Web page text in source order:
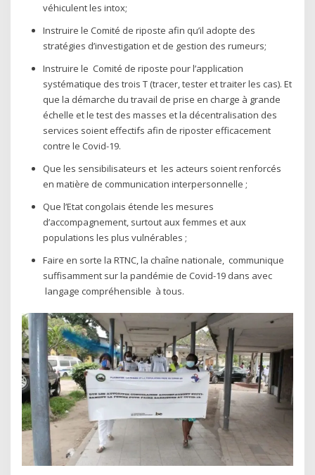
véhiculent les intox;
Instruire le Comité de riposte afin qu’il adopte des
stratégies d’investigation et de gestion des rumeurs;
Instruire le Comité de riposte pour l’application
systématique des trois T (tracer, tester et traiter les cas). Et
que la démarche du travail de prise en charge à grande
échelle et le test des masses et la décentralisation des
services soient effectifs afin de riposter efficacement
contre le Covid-19.
Que les sensibilisateurs et les acteurs soient renforcés
en matière de communication interpersonnelle ;
Que l’Etat congolais étende les mesures
d’accompagnement, surtout aux femmes et aux
populations les plus vulnérables ;
Faire en sorte la RTNC, la chaîne nationale, communique
suffisamment sur la pandémie de Covid-19 dans avec
langage compréhensible à tous.